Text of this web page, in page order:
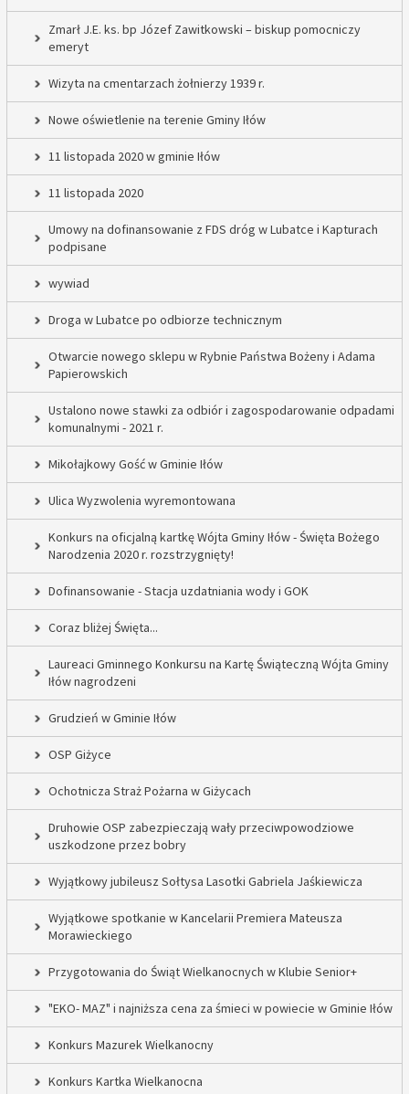
Zmarł J.E. ks. bp Józef Zawitkowski – biskup pomocniczy
emeryt
Wizyta na cmentarzach żołnierzy 1939 r.
Nowe oświetlenie na terenie Gminy Iłów
11 listopada 2020 w gminie Iłów
11 listopada 2020
Umowy na dofinansowanie z FDS dróg w Lubatce i Kapturach
podpisane
wywiad
Droga w Lubatce po odbiorze technicznym
Otwarcie nowego sklepu w Rybnie Państwa Bożeny i Adama
Papierowskich
Ustalono nowe stawki za odbiór i zagospodarowanie odpadami
komunalnymi - 2021 r.
Mikołajkowy Gość w Gminie Iłów
Ulica Wyzwolenia wyremontowana
Konkurs na oficjalną kartkę Wójta Gminy Iłów - Święta Bożego
Narodzenia 2020 r. rozstrzygnięty!
Dofinansowanie - Stacja uzdatniania wody i GOK
Coraz bliżej Święta...
Laureaci Gminnego Konkursu na Kartę Świąteczną Wójta Gminy
Iłów nagrodzeni
Grudzień w Gminie Iłów
OSP Giżyce
Ochotnicza Straż Pożarna w Giżycach
Druhowie OSP zabezpieczają wały przeciwpowodziowe
uszkodzone przez bobry
Wyjątkowy jubileusz Sołtysa Lasotki Gabriela Jaśkiewicza
Wyjątkowe spotkanie w Kancelarii Premiera Mateusza
Morawieckiego
Przygotowania do Świąt Wielkanocnych w Klubie Senior+
"EKO- MAZ" i najniższa cena za śmieci w powiecie w Gminie Iłów
Konkurs Mazurek Wielkanocny
Konkurs Kartka Wielkanocna